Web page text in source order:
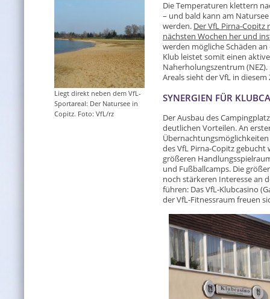
Die Temperaturen klettern
– und bald kann am
werden. Der VfL Pirna-
nächsten Wochen her und
werden mögliche Schäden
Klub leistet somit einen
Naherholungszentrum
Areals sieht der VfL in
SYNERGIEN FÜR
Der Ausbau des
deutlichen Vorteilen. An
des VfL Pirna-Copitz
größeren
und Fußballcamps. Die
noch stärkeren Interesse an
führen: Das VfL-Klubcasino
der VfL-Fitnessraum freuen
Liegt direkt neben dem VfL-
Sportareal: Der Natursee in
Copitz. Foto: VfL/rz